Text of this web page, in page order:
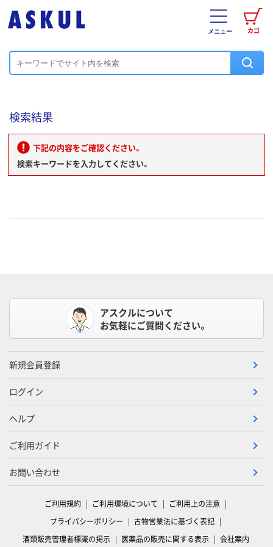
カゴ
メニュー
検索結果
下記の内容をご確認ください。
検索キーワードを入力してください。
アスクルについて
お気軽にご質問ください。
新規会員登録
ログイン
ヘルプ
ご利用ガイド
お問い合わせ
ご利用規約 ご利用環境について
ご利用上の注意
プライバシーポリシー
古物営業法に基づく表記
酒類販売管理者標識の掲示
医薬品の販売に関する表示 会社案内